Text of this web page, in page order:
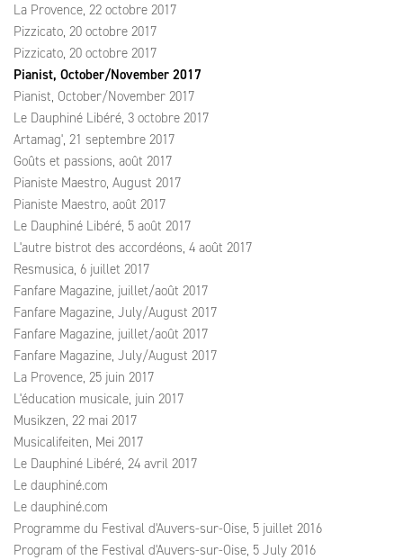
La Provence, 22 octobre 2017
Pizzicato, 20 octobre 2017
Pizzicato, 20 octobre 2017
Pianist, October/November 2017
Pianist, October/November 2017
Le Dauphiné Libéré, 3 octobre 2017
Artamag', 21 septembre 2017
Goûts et passions, août 2017
Pianiste Maestro, August 2017
Pianiste Maestro, août 2017
Le Dauphiné Libéré, 5 août 2017
L'autre bistrot des accordéons, 4 août 2017
Resmusica, 6 juillet 2017
Fanfare Magazine, juillet/août 2017
Fanfare Magazine, July/August 2017
Fanfare Magazine, juillet/août 2017
Fanfare Magazine, July/August 2017
La Provence, 25 juin 2017
L'éducation musicale, juin 2017
Musikzen, 22 mai 2017
Musicalifeiten, Mei 2017
Le Dauphiné Libéré, 24 avril 2017
Le dauphiné.com
Le dauphiné.com
Programme du Festival d'Auvers-sur-Oise, 5 juillet 2016
Program of the Festival d'Auvers-sur-Oise, 5 July 2016